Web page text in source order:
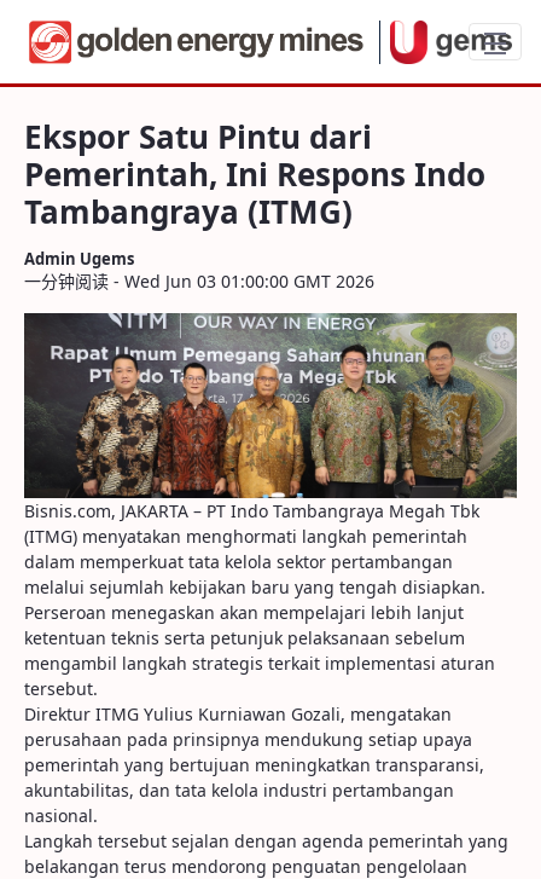
Ekspor Satu Pintu dari Pemerintah, Ini
Ekspor Satu Pintu dari
Pemerintah, Ini Respons Indo
Tambangraya (ITMG)
Admin Ugems
一分钟阅读 - Wed Jun 03 01:00:00 GMT 2026
Bisnis.com, JAKARTA – PT Indo Tambangraya Megah Tbk
(ITMG) menyatakan menghormati langkah pemerintah
dalam memperkuat tata kelola sektor pertambangan
melalui sejumlah kebijakan baru yang tengah disiapkan.
Perseroan menegaskan akan mempelajari lebih lanjut
ketentuan teknis serta petunjuk pelaksanaan sebelum
mengambil langkah strategis terkait implementasi aturan
tersebut.
Direktur ITMG Yulius Kurniawan Gozali, mengatakan
perusahaan pada prinsipnya mendukung setiap upaya
pemerintah yang bertujuan meningkatkan transparansi,
akuntabilitas, dan tata kelola industri pertambangan
nasional.
Langkah tersebut sejalan dengan agenda pemerintah yang
belakangan terus mendorong penguatan pengelolaan